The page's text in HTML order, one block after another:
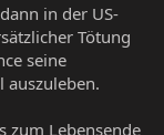
in der US-
Tötung
seine
zum Lebensende